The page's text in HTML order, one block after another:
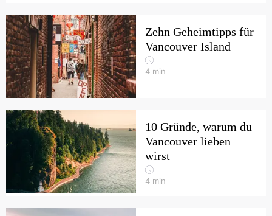
Zehn Geheimtipps für
Vancouver Island
4 min
10 Gründe, warum du
Vancouver lieben
wirst
4 min